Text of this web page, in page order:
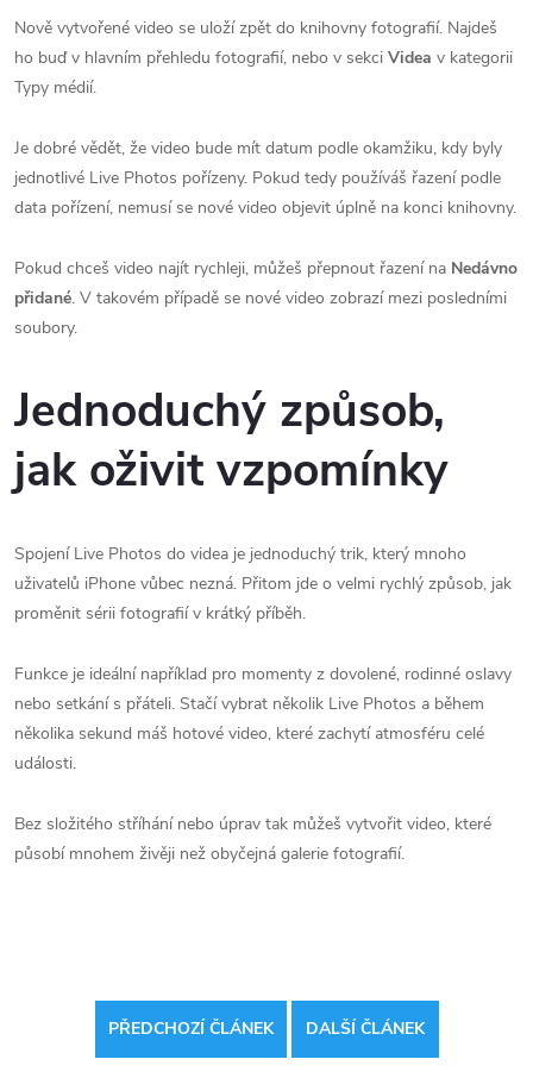
Nově vytvořené video se uloží zpět do knihovny fotografií. Najdeš
ho buď v hlavním přehledu fotografií, nebo v sekci Videa v kategorii
Typy médií.
Je dobré vědět, že video bude mít datum podle okamžiku, kdy byly
jednotlivé Live Photos pořízeny. Pokud tedy používáš řazení podle
data pořízení, nemusí se nové video objevit úplně na konci knihovny.
Pokud chceš video najít rychleji, můžeš přepnout řazení na Nedávno
přidané. V takovém případě se nové video zobrazí mezi posledními
soubory.
Jednoduchý způsob,
jak oživit vzpomínky
Spojení Live Photos do videa je jednoduchý trik, který mnoho
uživatelů iPhone vůbec nezná. Přitom jde o velmi rychlý způsob, jak
proměnit sérii fotografií v krátký příběh.
Funkce je ideální například pro momenty z dovolené, rodinné oslavy
nebo setkání s přáteli. Stačí vybrat několik Live Photos a během
několika sekund máš hotové video, které zachytí atmosféru celé
události.
Bez složitého stříhání nebo úprav tak můžeš vytvořit video, které
působí mnohem živěji než obyčejná galerie fotografií.
PŘEDCHOZÍ ČLÁNEK DALŠÍ ČLÁNEK